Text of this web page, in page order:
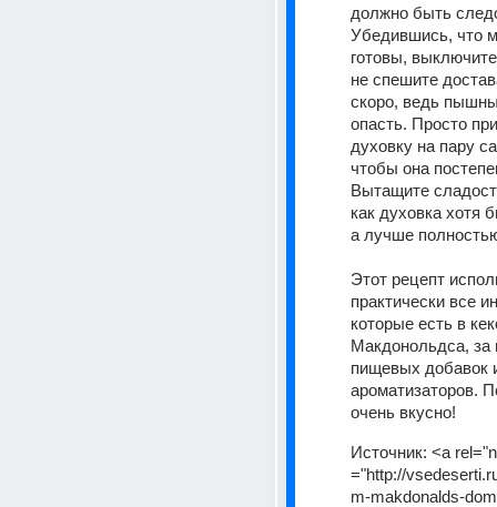
должно быть
Убедившись, что
готовы,
не спешите
скоро, ведь
опасть. Просто
духовку на пару
чтобы она
Вытащите
как духовка хотя
а лучше
Этот рецепт
практически все
которые есть в
Макдонольдса, за
пищевых добавок
ароматизаторов.
очень вкусно!
Источник: <a
="http://
m-makdonalds-